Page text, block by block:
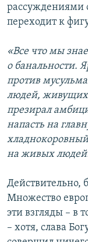
рассуждениями
переходит к
«Все что мы
о банальности.
против
людей, живущих
презирал
напасть на
на живых
Действительно,
Множество
эти взгляды – в
– хотя, слава